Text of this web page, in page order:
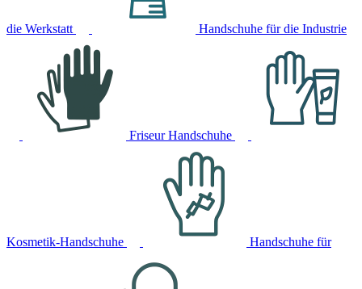
die Werkstatt Handschuhe für die Industrie
Friseur Handschuhe
Kosmetik-Handschuhe Handschuhe für